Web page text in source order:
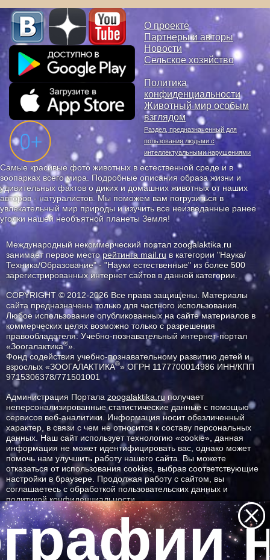
О проекте
Партнеры и авторы
Новости
Сельское хозяйство
Политика
конфиденциальности
Животный мир особым
взглядом
Раздел, предназначенный для
пользования людьми с
интеллектуальными нарушениями
Самые красивые фото животных в естественной среде и в
зоопарках всего мира. Подробные описания образа жизни и
удивительных фактов о диких и домашних животных от наших
авторов - натуралистов. Мы поможем вам погрузиться в
увлекательный мир природы и изучить все неизведанные ранее
уголки нашей необъятной планеты Земля!
Международный некоммерческий портал zoogalaktika.ru
занимает первое месторейтинга mail.ru в категории "Наука/
Техника/Образование" - "Науки естественные" из более 500
зарегистрированных интернет сайтов в данной категории.
COPYRIGHT © 2012-2026 Все права защищены. Материалы
сайта предназначены только для частного использования.
Любое использование опубликованных на сайте материалов в
коммерческих целях возможно только с разрешения
правообладателя: Учебно-познавательный интернет-портал
«Зоогалактика®».
Фонд содействия учебно-познавательному развитию детей и
взрослых «ЗООГАЛАКТИКА®» ОГРН 1177700014986 ИНН/КПП
9715306378/771501001
Администрация Портала zoogalaktika.ruполучает
неперсонализированные статистические данные с помощью
сервисов веб-аналитики. Информация носит обезличенный
характер, в связи с чем не относится к составу персональных
данных. Наш сайт использует технологию «cookie», данная
информация не может идентифицировать вас, однако может
помочь нам улучшить работу нашего сайта. Вы можете
отказаться от использования cookies, выбрав соответствующие
настройки в браузере. Продолжая работу с сайтом, вы
соглашаетесь с обработкой пользовательских данных и
политикой конфиденциальности.
ID ресурса: 1076